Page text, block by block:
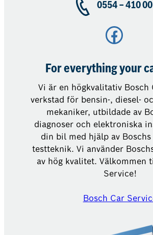
0554 – 410 00
Facebook
For everything your
Vi är en högkvalitativ Bosch
verkstad för bensin-, diesel-
mekaniker, utbildade av
diagnoser och elektroniska
din bil med hjälp av Boschs
testteknik. Vi använder
av hög kvalitet. Välkommen
Service!
Bosch Car